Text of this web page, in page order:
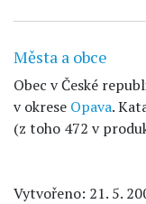
Města a obce
Obec v České
v okrese Opava.
(z toho 472 v
Vytvořeno: 21. 5.